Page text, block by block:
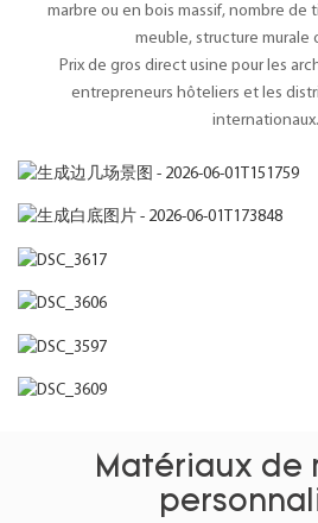
marbre ou en bois massif, nombre de
meuble, structure murale
Prix ​​de gros direct usine pour les
entrepreneurs hôteliers et les
internationaux.
Matériaux de